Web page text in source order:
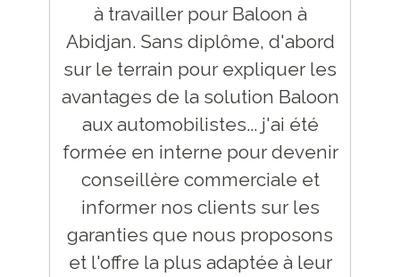
à travailler pour Baloon à
Abidjan. Sans diplôme, d'abord
sur le terrain pour expliquer les
avantages de la solution Baloon
aux automobilistes... j'ai été
formée en interne pour devenir
conseillère commerciale et
informer nos clients sur les
garanties que nous proposons
et l'offre la plus adaptée à leur